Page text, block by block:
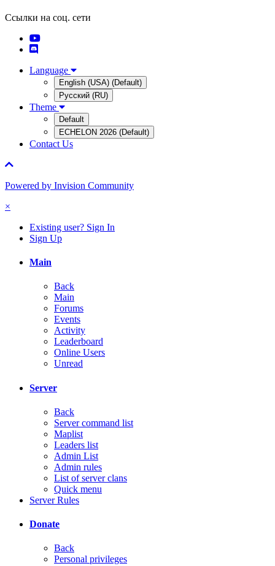
Ссылки на соц. сети
Language
English (USA) (Default)
Русский (RU)
Theme
Default
ECHELON 2026 (Default)
Contact Us
Powered by Invision Community
×
Existing user? Sign In
Sign Up
Main
Back
Main
Forums
Events
Activity
Leaderboard
Online Users
Unread
Server
Back
Server command list
Maplist
Leaders list
Admin List
Admin rules
List of server clans
Quick menu
Server Rules
Donate
Back
Personal privileges